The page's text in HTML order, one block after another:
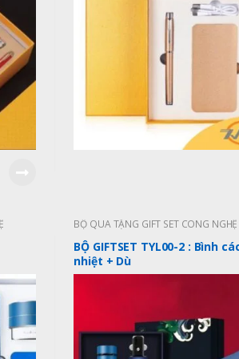
BỘ QUÀ TẶNG GIFT SET CÔNG NGHỆ
BỘ GIFTSET TYL00-2 : Bình
nhiệt + Dù